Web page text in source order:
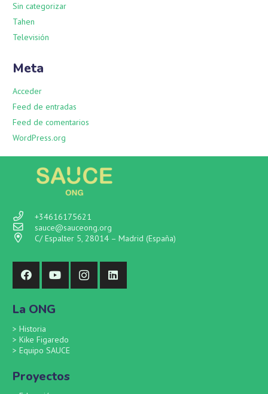
Sin categorizar
Tahen
Televisión
Meta
Acceder
Feed de entradas
Feed de comentarios
WordPress.org
+34616175621
sauce@sauceong.org
C/ Espalter 5, 28014 – Madrid (España)
La ONG
> Historia
> Kike Figaredo
> Equipo SAUCE
Proyectos